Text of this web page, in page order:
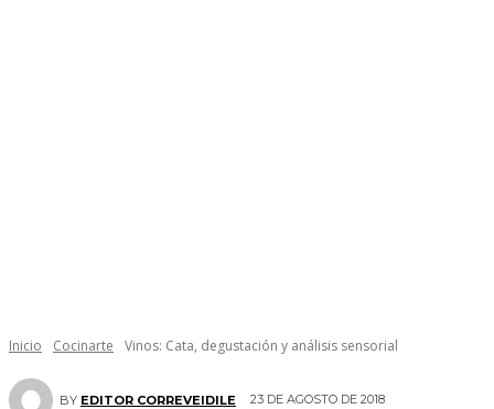
Inicio Cocinarte Vinos: Cata, degustación y análisis sensorial
BY EDITOR CORREVEIDILE 23 DE AGOSTO DE 2018